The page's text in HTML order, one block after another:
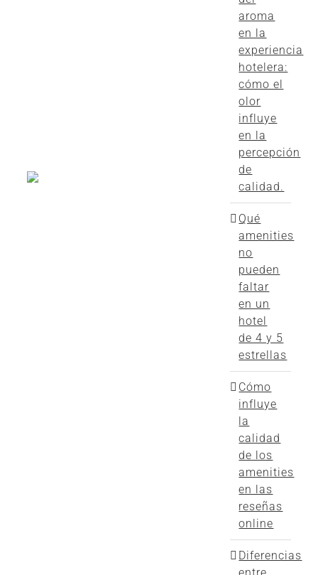
aroma
en la
experiencia
hotelera:
cómo el
olor
influye
en la
percepción
de
calidad.
Qué
amenities
no
pueden
faltar
en un
hotel
de 4 y 5
estrellas
Cómo
influye
la
calidad
de los
amenities
en las
reseñas
online
Diferencias